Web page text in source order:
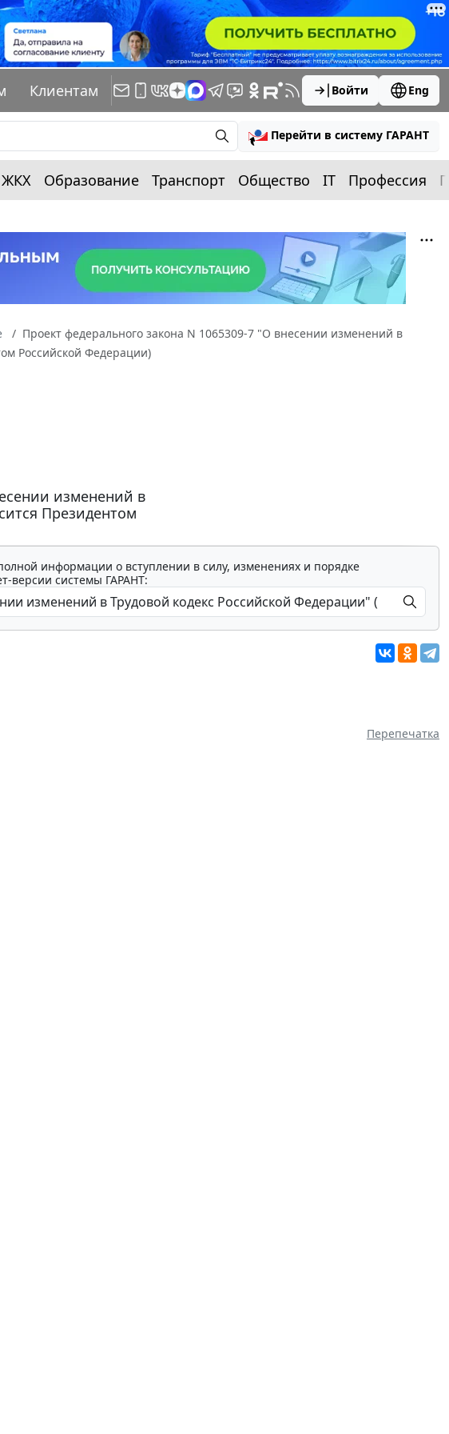
Клиентам Войти Eng
Перейти в систему ГАРАНТ
ЖКХ Образование Транспорт Общество IT Профессия
Проект федерального закона N 1065309-7 "О внесении изменений в
Российской Федерации)
изменений в
Президентом
информации о вступлении в силу, изменениях и порядке
версии системы ГАРАНТ:
Перепечатка